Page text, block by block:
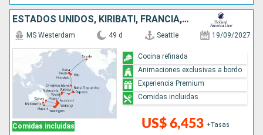
ESTADOS UNIDOS, KIRIBATI, FRANCIA, ILES COOK, TONGA, AUSTRALIA, NUEVA ZELANDA
Comidas incluidas
MS Westerdam 49 d Seattle 19/09/2027
US$ 6,453 +Tasas
Cocina refinada
Animaciones exclusivas a bordo
Experiencia Premium
Comidas incluidas